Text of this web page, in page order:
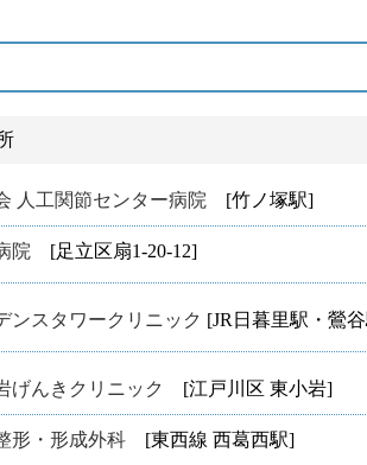
人工関節センター病院 [竹ノ塚駅]
院 [足立区扇1-20-12]
ンスタワークリニック [JR日暮里駅・鶯
げんきクリニック [江戸川区 東小岩]
形・形成外科[東西線 西葛西駅]